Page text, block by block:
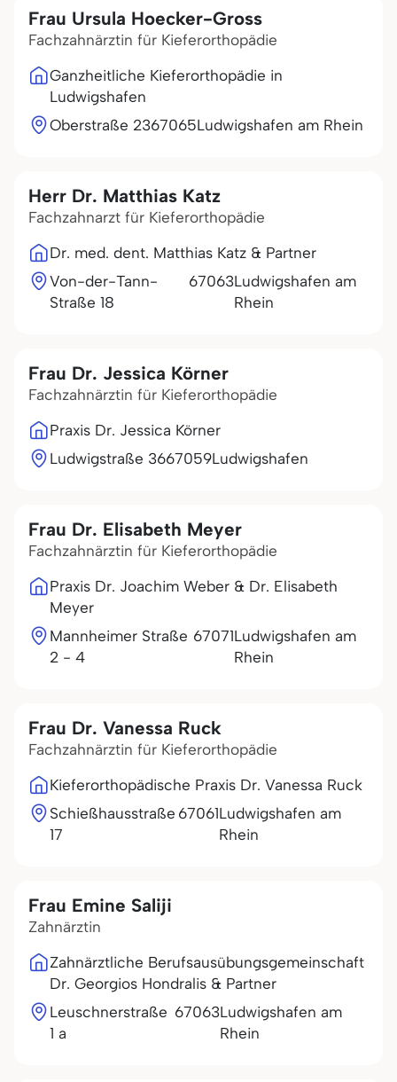
Frau Ursula Hoecker-Gross
Fachzahnärztin für Kieferorthopädie
Ganzheitliche Kieferorthopädie in
Ludwigshafen
Oberstraße 2367065Ludwigshafen am Rhein
Herr Dr. Matthias Katz
Fachzahnarzt für Kieferorthopädie
Dr. med. dent. Matthias Katz & Partner
Von-der-Tann-
Straße 18
67063Ludwigshafen am
Rhein
Frau Dr. Jessica Körner
Fachzahnärztin für Kieferorthopädie
Praxis Dr. Jessica Körner
Ludwigstraße 3667059Ludwigshafen
Frau Dr. Elisabeth Meyer
Fachzahnärztin für Kieferorthopädie
Praxis Dr. Joachim Weber & Dr. Elisabeth
Meyer
Mannheimer Straße
2 - 4
67071Ludwigshafen am
Rhein
Frau Dr. Vanessa Ruck
Fachzahnärztin für Kieferorthopädie
Kieferorthopädische Praxis Dr. Vanessa Ruck
Schießhausstraße
17
67061Ludwigshafen am
Rhein
Frau Emine Saliji
Zahnärztin
Zahnärztliche Berufsausübungsgemeinschaft
Dr. Georgios Hondralis & Partner
Leuschnerstraße
1 a
67063Ludwigshafen am
Rhein